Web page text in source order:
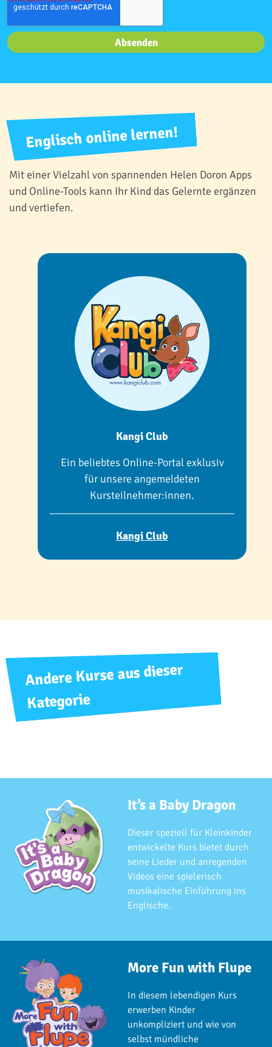
Englisch online lernen!
Mit einer Vielzahl von spannenden Helen Doron Apps
und Online-Tools kann Ihr Kind das Gelernte ergänzen
und vertiefen.
Kangi Club
Ein beliebtes Online-Portal exklusiv
für unsere angemeldeten
Kursteilnehmer:innen.
Kangi Club
Andere Kurse aus dieser
Kategorie
It’s a Baby Dragon
Dieser speziell für Kleinkinder
entwickelte Kurs bietet durch
seine Lieder und anregenden
Videos eine spielerisch
musikalische Einführung ins
Englische.
More Fun with Flupe
In diesem lebendigen Kurs
erwerben Kinder
unkompliziert und wie von
selbst mündliche